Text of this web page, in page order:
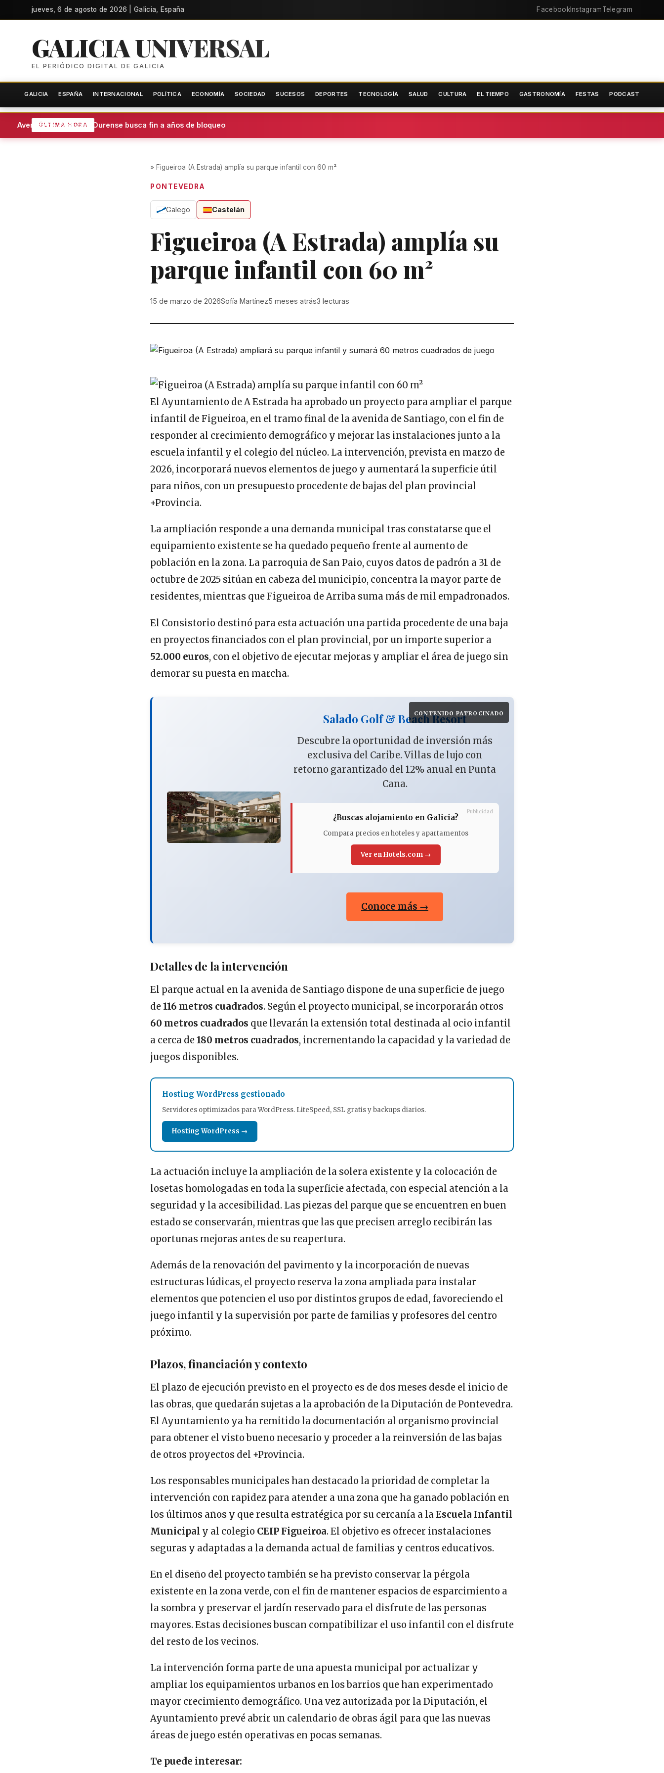
jueves, 6 de agosto de 2026 | Galicia, España FacebookInstagramTelegram
GALICIA UNIVERSAL
EL PERIÓDICO DIGITAL DE GALICIA
GALICIA ESPAÑA INTERNACIONAL POLÍTICA ECONOMÍA SOCIEDAD SUCESOS DEPORTES TECNOLOGÍA SALUD CULTURA EL TIEMPO GASTRONOMÍA FESTAS PODCAST
ÚLTIMA HORA
Avenida de Portugal: Ourense busca fin a años de bloqueo
» Figueiroa (A Estrada) amplía su parque infantil con 60 m²
PONTEVEDRA
Galego Castelán
Figueiroa (A Estrada) amplía su
parque infantil con 60 m²
15 de marzo de 2026Sofía Martínez5 meses atrás3 lecturas
El Ayuntamiento de A Estrada ha aprobado un proyecto para ampliar el parque
infantil de Figueiroa, en el tramo final de la avenida de Santiago, con el fin de
responder al crecimiento demográfico y mejorar las instalaciones junto a la
escuela infantil y el colegio del núcleo. La intervención, prevista en marzo de
2026, incorporará nuevos elementos de juego y aumentará la superficie útil
para niños, con un presupuesto procedente de bajas del plan provincial
+Provincia.
La ampliación responde a una demanda municipal tras constatarse que el
equipamiento existente se ha quedado pequeño frente al aumento de
población en la zona. La parroquia de San Paio, cuyos datos de padrón a 31 de
octubre de 2025 sitúan en cabeza del municipio, concentra la mayor parte de
residentes, mientras que Figueiroa de Arriba suma más de mil empadronados.
El Consistorio destinó para esta actuación una partida procedente de una baja
en proyectos financiados con el plan provincial, por un importe superior a
52.000 euros, con el objetivo de ejecutar mejoras y ampliar el área de juego sin
demorar su puesta en marcha.
CONTENIDO PATROCINADO
Salado Golf & Beach Resort
Descubre la oportunidad de inversión más
exclusiva del Caribe. Villas de lujo con
retorno garantizado del 12% anual en Punta
Cana.
¿Buscas alojamiento en Galicia?
Compara precios en hoteles y apartamentos
Ver en Hotels.com →
Publicidad
Conoce más →
Detalles de la intervención
El parque actual en la avenida de Santiago dispone de una superficie de juego
de116 metros cuadrados. Según el proyecto municipal, se incorporarán otros
60 metros cuadrados que llevarán la extensión total destinada al ocio infantil
a cerca de180 metros cuadrados, incrementando la capacidad y la variedad de
juegos disponibles.
Hosting WordPress gestionado
Servidores optimizados para WordPress. LiteSpeed, SSL gratis y backups diarios.
Hosting WordPress →
La actuación incluye la ampliación de la solera existente y la colocación de
losetas homologadas en toda la superficie afectada, con especial atención a la
seguridad y la accesibilidad. Las piezas del parque que se encuentren en buen
estado se conservarán, mientras que las que precisen arreglo recibirán las
oportunas mejoras antes de su reapertura.
Además de la renovación del pavimento y la incorporación de nuevas
estructuras lúdicas, el proyecto reserva la zona ampliada para instalar
elementos que potencien el uso por distintos grupos de edad, favoreciendo el
juego infantil y la supervisión por parte de familias y profesores del centro
próximo.
Plazos, financiación y contexto
El plazo de ejecución previsto en el proyecto es de dos meses desde el inicio de
las obras, que quedarán sujetas a la aprobación de la Diputación de Pontevedra.
El Ayuntamiento ya ha remitido la documentación al organismo provincial
para obtener el visto bueno necesario y proceder a la reinversión de las bajas
de otros proyectos del +Provincia.
Los responsables municipales han destacado la prioridad de completar la
intervención con rapidez para atender a una zona que ha ganado población en
los últimos años y que resulta estratégica por su cercanía a laEscuela Infantil
Municipal y al colegio CEIP Figueiroa. El objetivo es ofrecer instalaciones
seguras y adaptadas a la demanda actual de familias y centros educativos.
En el diseño del proyecto también se ha previsto conservar la pérgola
existente en la zona verde, con el fin de mantener espacios de esparcimiento a
la sombra y preservar el jardín reservado para el disfrute de las personas
mayores. Estas decisiones buscan compatibilizar el uso infantil con el disfrute
del resto de los vecinos.
La intervención forma parte de una apuesta municipal por actualizar y
ampliar los equipamientos urbanos en los barrios que han experimentado
mayor crecimiento demográfico. Una vez autorizada por la Diputación, el
Ayuntamiento prevé abrir un calendario de obras ágil para que las nuevas
áreas de juego estén operativas en pocas semanas.
Te puede interesar: